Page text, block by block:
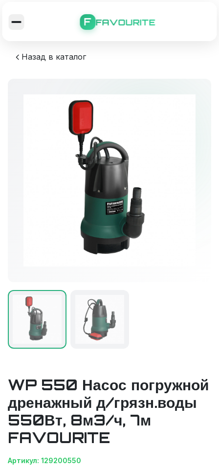
F FAVOURITE
Назад в каталог
WP 550 Насос погружной
дренажный д/грязн.воды
550Вт, 8м3/ч, 7м
FAVOURITE
Артикул: 129200550